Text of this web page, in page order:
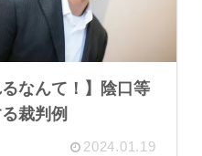
るなんて！】陰口等
裁判例
2024.01.19